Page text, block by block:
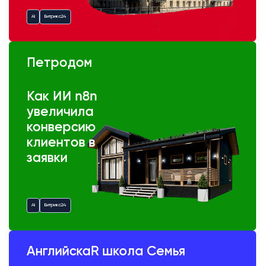
AI Битрикс24
Петродом
Как ИИ n8n
увеличила
конверсию
клиентов в
заявки
AI Битрикс24
АнглийскаR школа Семья